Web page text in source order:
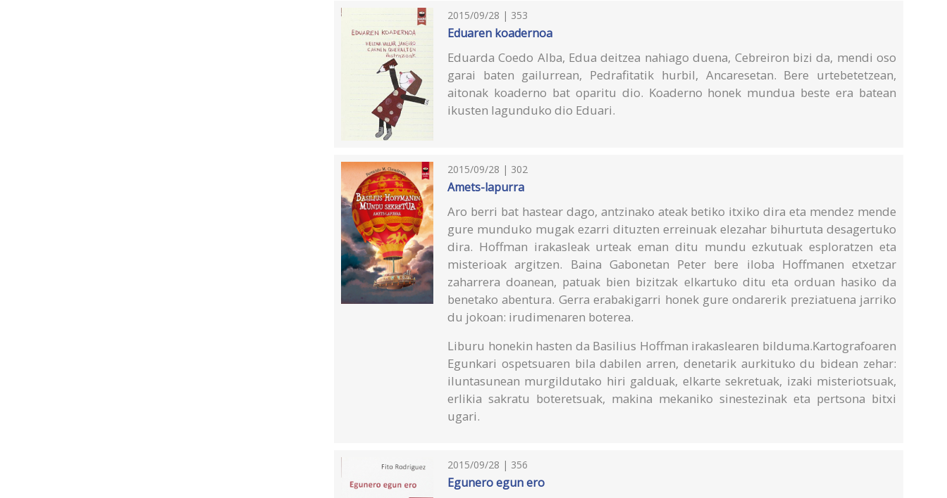
2015/09/28 | 353
Eduaren koadernoa
Eduarda Coedo Alba, Edua deitzea nahiago duena, Cebreiron bizi da, mendi oso
garai baten gailurrean, Pedrafitatik hurbil, Ancaresetan. Bere urtebetetzean,
aitonak koaderno bat oparitu dio. Koaderno honek mundua beste era batean
ikusten lagunduko dio Eduari.
2015/09/28 | 302
Amets-lapurra
Aro berri bat hastear dago, antzinako ateak betiko itxiko dira eta mendez mende
gure munduko mugak ezarri dituzten erreinuak elezahar bihurtuta desagertuko
dira. Hoffman irakasleak urteak eman ditu mundu ezkutuak esploratzen eta
misterioak argitzen. Baina Gabonetan Peter bere iloba Hoffmanen etxetzar
zaharrera doanean, patuak bien bizitzak elkartuko ditu eta orduan hasiko da
benetako abentura. Gerra erabakigarri honek gure ondarerik preziatuena jarriko
du jokoan: irudimenaren boterea.
Liburu honekin hasten da Basilius Hoffman irakaslearen bilduma.Kartografoaren
Egunkari ospetsuaren bila dabilen arren, denetarik aurkituko du bidean zehar:
iluntasunean murgildutako hiri galduak, elkarte sekretuak, izaki misteriotsuak,
erlikia sakratu boteretsuak, makina mekaniko sinestezinak eta pertsona bitxi
ugari.
2015/09/28 | 356
Egunero egun ero